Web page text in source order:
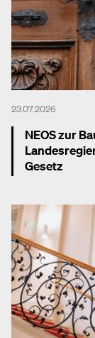
23.07.2026
NEOS zur
Gesetz